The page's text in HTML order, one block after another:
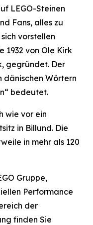
LEGO-Steinen
Fans, alles zu
vorstellen
1932 von Ole Kirk
gegründet. Der
dänischen Wörtern
bedeutet.
wie vor ein
in Billund. Die
in mehr als 120
Gruppe,
Performance
der
finden Sie